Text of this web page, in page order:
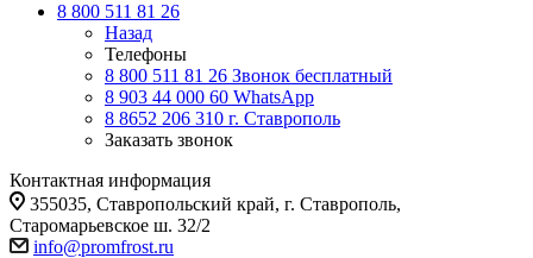
8 800 511 81 26
Назад
Телефоны
8 800 511 81 26 Звонок бесплатный
8 903 44 000 60 WhatsАpp
8 8652 206 310 г. Ставрополь
Заказать звонок
Контактная информация
355035, Ставропольский край, г. Ставрополь,
Старомарьевское ш. 32/2
info@promfrost.ru